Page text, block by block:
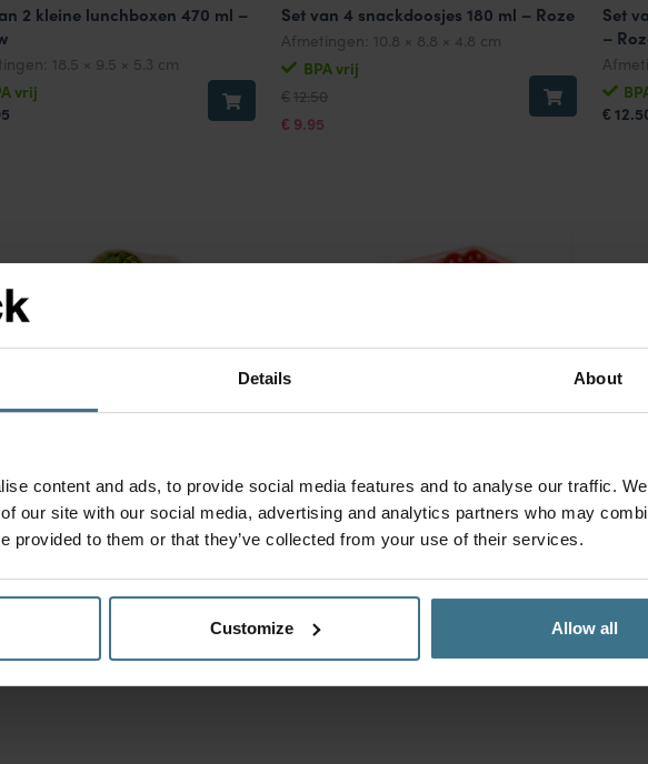
Details About
content and ads, to provide social media features and to analyse our traffic.
our site with our social media, advertising and analytics partners who may
provided to them or that they’ve collected from your use of their services.
Customize Allow all
2 kleine lunchboxen 470 ml –
18.5 × 9.5 × 5.3 cm
vrij
Set van 4 snackdoosjes 180 ml – Roze
Afmetingen:
10.8 × 8.8 × 4.8 cm
BPA vrij
€12.50
Oorspronkelijke
prijs
was:
€ 9.95
Huidige
prijs
is:
Set
–
€
20.5 × 13.4 × 6.9 cm
vrij
Roze
Afmetingen:23.2 × 16.5 × 6.9 cm
BPA vrij
Roze